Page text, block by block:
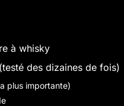
à whisky
des dizaines de fois)
plus importante)